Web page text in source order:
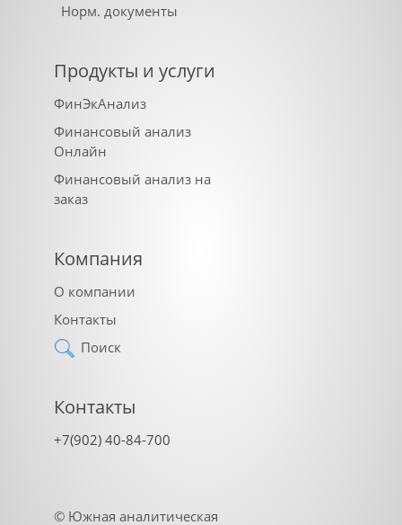
Норм. документы
Продукты и услуги
ФинЭкАнализ
Финансовый анализ
Онлайн
Финансовый анализ на
заказ
Компания
О компании
Контакты
Поиск
Контакты
+7(902) 40-84-700
© Южная аналитическая